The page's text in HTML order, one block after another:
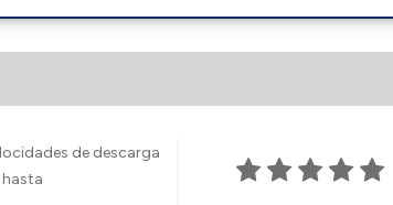
de descarga
hasta